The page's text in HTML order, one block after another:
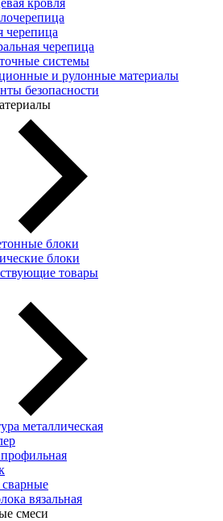
черепица
черепица
системы
и рулонные материалы
безопасности
блоки
блоки
товары
металлическая
вязальная
смеси